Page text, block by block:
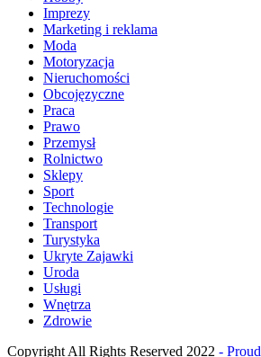
Imprezy
Marketing i reklama
Moda
Motoryzacja
Nieruchomości
Obcojęzyczne
Praca
Prawo
Przemysł
Rolnictwo
Sklepy
Sport
Technologie
Transport
Turystyka
Ukryte Zajawki
Uroda
Usługi
Wnętrza
Zdrowie
Copyright All Rights Reserved 2022 -